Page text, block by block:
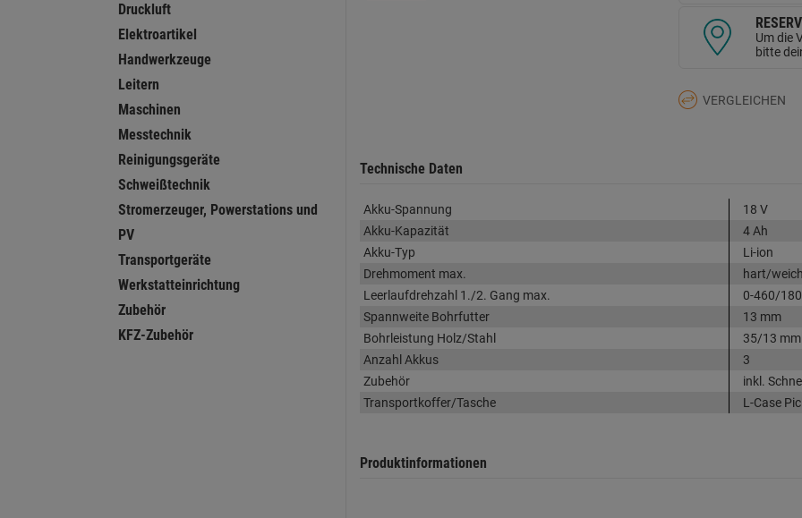
Druckluft
Elektroartikel
Handwerkzeuge
Leitern
Maschinen
Messtechnik
Reinigungsgeräte
Schweißtechnik
Stromerzeuger, Powerstations und
PV
Transportgeräte
Werkstatteinrichtung
Zubehör
KFZ-Zubehör
Um die
bitte
VERGLEICHEN
Technische Daten
Akku-Spannung
18 V
Akku-Kapazität
4 Ah
Akku-Typ
Li-ion
Drehmoment max.
hart/
Leerlaufdrehzahl 1./2. Gang max.
0-460/
Spannweite Bohrfutter
13 mm
Bohrleistung Holz/Stahl
35/13 mm
Anzahl Akkus
3
Zubehör
inkl.
Transportkoffer/Tasche
L-Case
Produktinformationen